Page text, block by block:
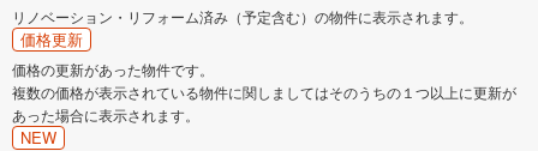
リノベーション・リフォーム済み（予定含む）の物件に表示されます。
価格更新
価格の更新があった物件です。
複数の価格が表示されている物件に関しましてはそのうちの１つ以上に更新が
あった場合に表示されます。
NEW